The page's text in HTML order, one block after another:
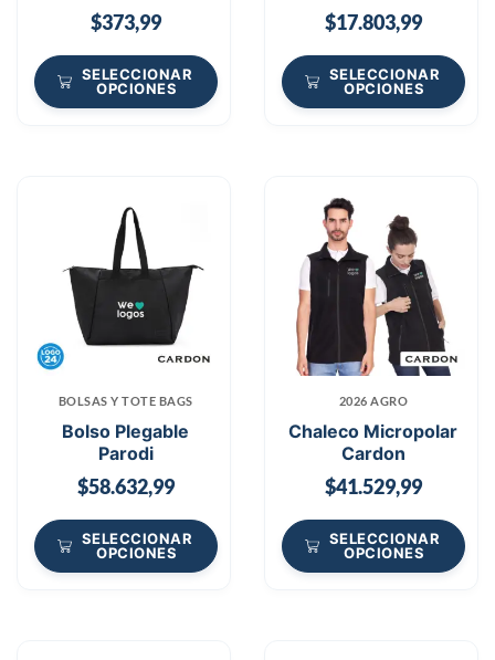
$373,99
SELECCIONAR
OPCIONES
$17.803,99
SELECCIONAR
OPCIONES
BOLSAS Y TOTE BAGS
Bolso Plegable
Parodi
$58.632,99
SELECCIONAR
OPCIONES
2026 AGRO
Chaleco Micropolar
Cardon
$41.529,99
SELECCIONAR
OPCIONES